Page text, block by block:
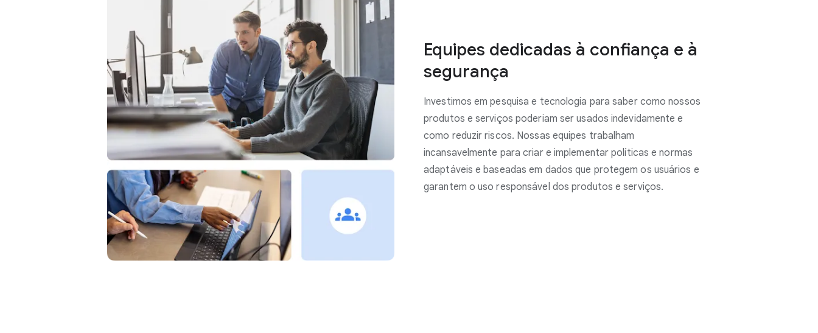
Equipes dedicadas à confiança e à
segurança
Investimos em pesquisa e tecnologia para saber como nossos
produtos e serviços poderiam ser usados indevidamente e
como reduzir riscos. Nossas equipes trabalham
incansavelmente para criar e implementar políticas e normas
adaptáveis e baseadas em dados que protegem os usuários e
garantem o uso responsável dos produtos e serviços.